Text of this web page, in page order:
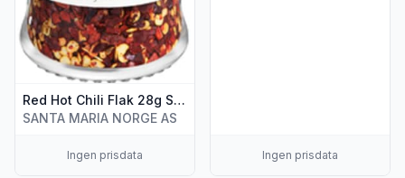
Red Hot Chili Flak 28g Santa-Maria
SANTA MARIA NORGE AS
Ingen prisdata Ingen prisdata